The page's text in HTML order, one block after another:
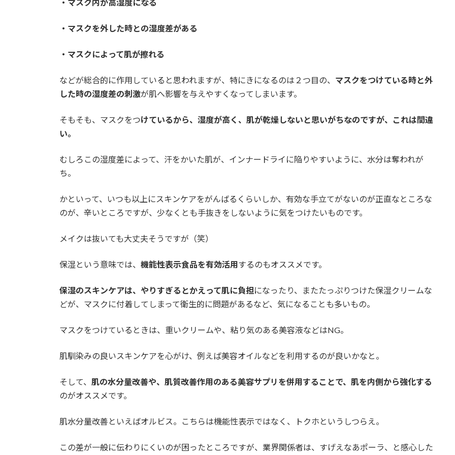
・マスク内が高湿度になる
・マスクを外した時との湿度差がある
・マスクによって肌が擦れる
などが総合的に作用していると思われますが、特にきになるのは２つ目の、 マスクをつけている時と外
した時の湿度差の刺激が肌へ影響を与えやすくなってしまいます。
そもそも、マスクをつけているから、湿度が高く、肌が乾燥しないと思いがちなのですが、これは間違
い。
むしろこの湿度差によって、汗をかいた肌が、インナードライに陥りやすいように、水分は奪われが
ち。
かといって、いつも以上にスキンケアをがんばるくらいしか、有効な手立てがないのが正直なところな
のが、辛いところですが、少なくとも手抜きをしないように気をつけたいものです。
メイクは抜いても大丈夫そうですが（笑）
保湿という意味では、 機能性表示食品を有効活用するのもオススメです。
保湿のスキンケアは、やりすぎるとかえって肌に負担になったり、またたっぷりつけた保湿クリームな
どが、マスクに付着してしまって衛生的に問題があるなど、気になることも多いもの。
マスクをつけているときは、重いクリームや、粘り気のある美容液などはNG。
肌馴染みの良いスキンケアを心がけ、例えば美容オイルなどを利用するのが良いかなと。
そして、 肌の水分量改善や、肌質改善作用のある美容サプリを併用することで、肌を内側から強化する
のがオススメです。
肌水分量改善といえばオルビス。こちらは機能性表示ではなく、トクホというしつらえ。
この差が一般に伝わりにくいのが困ったところですが、業界関係者は、すげえなあポーラ、と感心した